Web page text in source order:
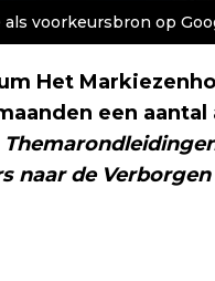
als voorkeursbron op
Het
een
naar de